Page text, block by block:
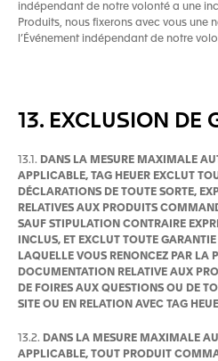
indépendant de notre volonté a une
Produits, nous fixerons avec vous une
l’Événement indépendant de notre
13. EXCLUSION DE
13.1. DANS LA MESURE MAXIMALE
APPLICABLE, TAG HEUER EXCLUT
DÉCLARATIONS DE TOUTE SORTE,
RELATIVES AUX PRODUITS
SAUF STIPULATION CONTRAIRE
INCLUS, ET EXCLUT TOUTE
LAQUELLE VOUS RENONCEZ PAR LA
DOCUMENTATION RELATIVE AUX
DE FOIRES AUX QUESTIONS OU DE
SITE OU EN RELATION AVEC TAG
13.2. DANS LA MESURE MAXIMALE
APPLICABLE, TOUT PRODUIT